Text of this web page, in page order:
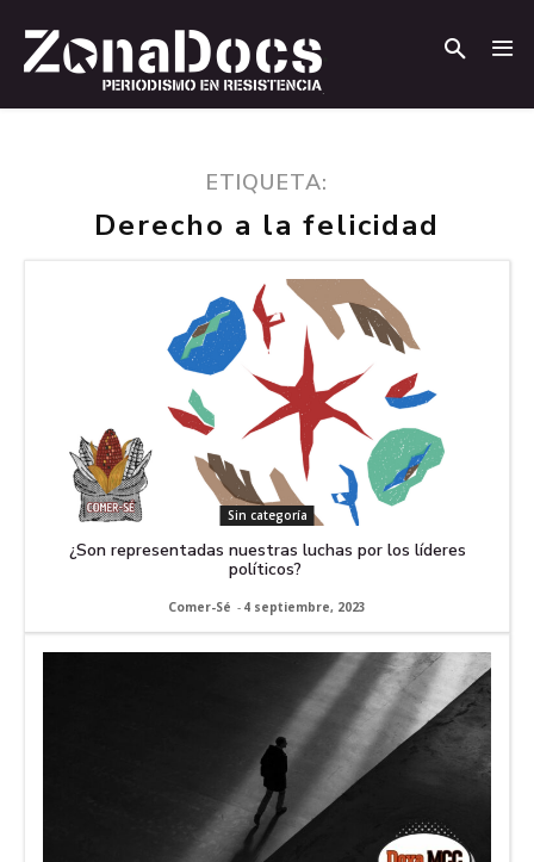
ETIQUETA:
Derecho a la felicidad
Sin categoría
¿Son representadas nuestras luchas por los líderes
políticos?
Comer-Sé - 4 septiembre, 2023